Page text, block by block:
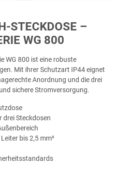
STECKDOSE –
WG 800
WG 800 ist eine robuste
Mit ihrer Schutzart IP44 eignet
Anordnung und die drei
sichere Stromversorgung.
drei Steckdosen
bis 2,5 mm²